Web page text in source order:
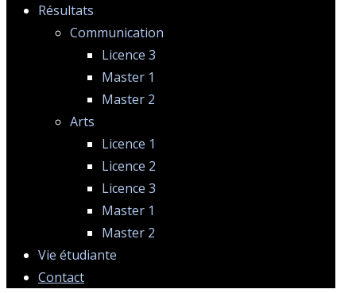
Résultats
Communication
Licence 3
Master 1
Master 2
Arts
Licence 1
Licence 2
Licence 3
Master 1
Master 2
Vie étudiante
Contact